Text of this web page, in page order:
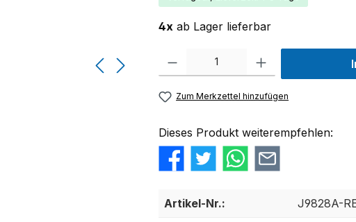
4x ab Lager lieferbar
Produkt Anzahl: Gib den gewünschten Wert
Zum Merkzettel hinzufügen
Dieses Produkt weiterempfehlen:
Artikel-Nr.: J9828A-